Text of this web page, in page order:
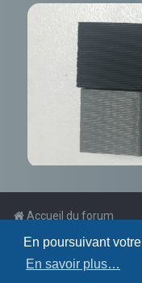
En poursuivant
En savoir plus…
Accueil du forum
Powered by phpBB
Traduction française